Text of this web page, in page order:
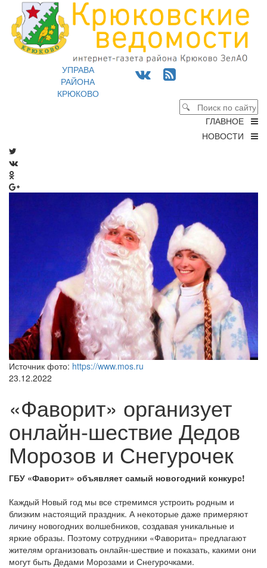
УПРАВА
РАЙОНА
КРЮКОВО
ГЛАВНОЕ
НОВОСТИ
Источник фото: https://www.mos.ru
23.12.2022
«Фаворит» организует
онлайн-шествие Дедов
Морозов и Снегурочек
ГБУ «Фаворит» объявляет самый новогодний конкурс!
Каждый Новый год мы все стремимся устроить родным и
близким настоящий праздник. А некоторые даже примеряют
личину новогодних волшебников, создавая уникальные и
яркие образы. Поэтому сотрудники «Фаворита» предлагают
жителям организовать онлайн-шествие и показать, какими они
могут быть Дедами Морозами и Снегурочками.